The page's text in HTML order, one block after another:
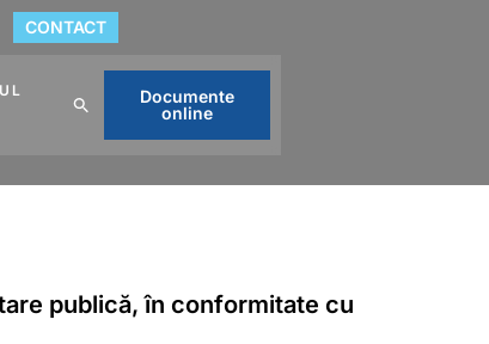
CONTACT
Documente
online
publică, în conformitate cu